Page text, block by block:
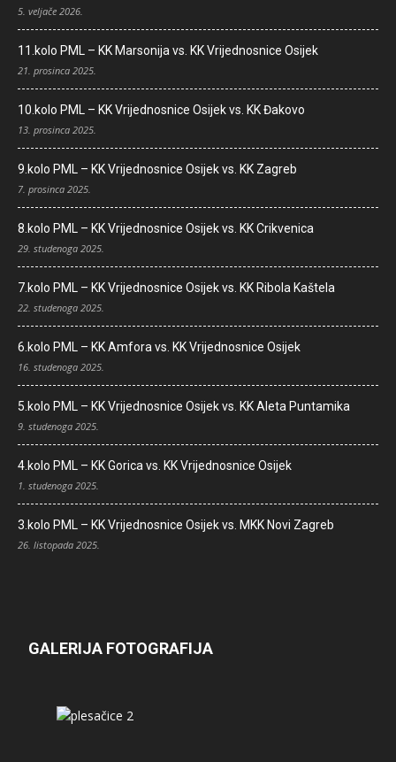
5. veljače 2026.
11.kolo PML – KK Marsonija vs. KK Vrijednosnice Osijek
21. prosinca 2025.
10.kolo PML – KK Vrijednosnice Osijek vs. KK Đakovo
13. prosinca 2025.
9.kolo PML – KK Vrijednosnice Osijek vs. KK Zagreb
7. prosinca 2025.
8.kolo PML – KK Vrijednosnice Osijek vs. KK Crikvenica
29. studenoga 2025.
7.kolo PML – KK Vrijednosnice Osijek vs. KK Ribola Kaštela
22. studenoga 2025.
6.kolo PML – KK Amfora vs. KK Vrijednosnice Osijek
16. studenoga 2025.
5.kolo PML – KK Vrijednosnice Osijek vs. KK Aleta Puntamika
9. studenoga 2025.
4.kolo PML – KK Gorica vs. KK Vrijednosnice Osijek
1. studenoga 2025.
3.kolo PML – KK Vrijednosnice Osijek vs. MKK Novi Zagreb
26. listopada 2025.
GALERIJA FOTOGRAFIJA